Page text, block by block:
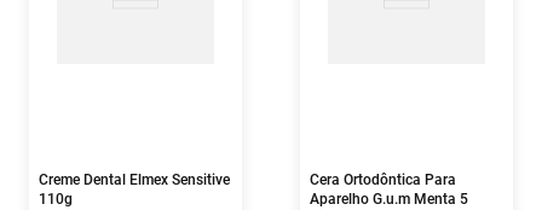
Creme Dental Elmex Sensitive
110g
Cera Ortodôntica Para
Aparelho G.u.m Menta 5